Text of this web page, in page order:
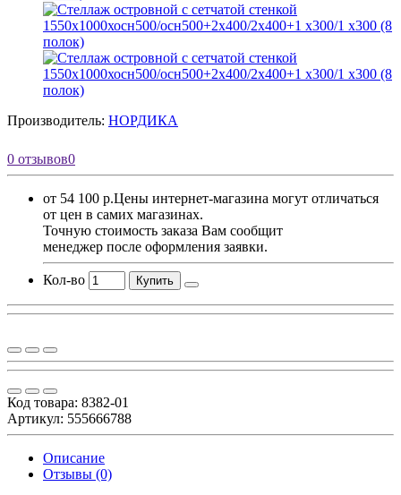
Производитель: НОРДИКА
0 отзывов0
от 54 100 р.Цены интернет-магазина могут отличаться
от цен в самих магазинах.
Точную стоимость заказа Вам сообщит
менеджер после оформления заявки.
Кол-во Купить
Код товара: 8382-01
Артикул: 555666788
Описание
Отзывы (0)